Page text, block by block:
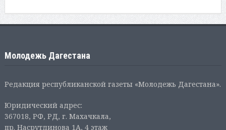
Молодежь Дагестана
Редакция республиканской газеты «Молодежь Дагестана».
Юридический адрес:
367018, РФ, РД, г. Махачкала,
пр. Насрутдинова 1А, 4 этаж